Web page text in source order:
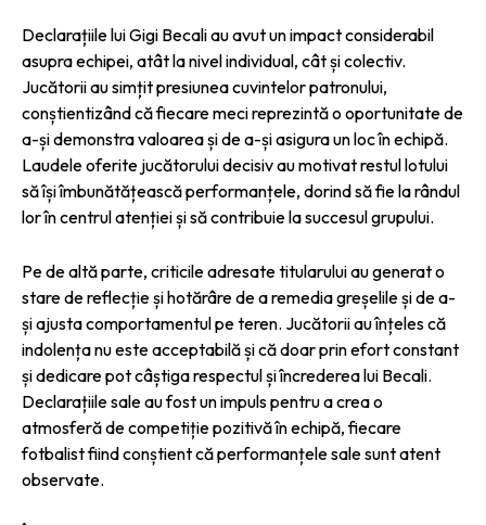
Declarațiile lui Gigi Becali au avut un impact considerabil
asupra echipei, atât la nivel individual, cât și colectiv.
Jucătorii au simțit presiunea cuvintelor patronului,
conștientizând că fiecare meci reprezintă o oportunitate de
a-și demonstra valoarea și de a-și asigura un loc în echipă.
Laudele oferite jucătorului decisiv au motivat restul lotului
să își îmbunătățească performanțele, dorind să fie la rândul
lor în centrul atenției și să contribuie la succesul grupului.
Pe de altă parte, criticile adresate titularului au generat o
stare de reflecție și hotărâre de a remedia greșelile și de a-
și ajusta comportamentul pe teren. Jucătorii au înțeles că
indolența nu este acceptabilă și că doar prin efort constant
și dedicare pot câștiga respectul și încrederea lui Becali.
Declarațiile sale au fost un impuls pentru a crea o
atmosferă de competiție pozitivă în echipă, fiecare
fotbalist fiind conștient că performanțele sale sunt atent
observate.